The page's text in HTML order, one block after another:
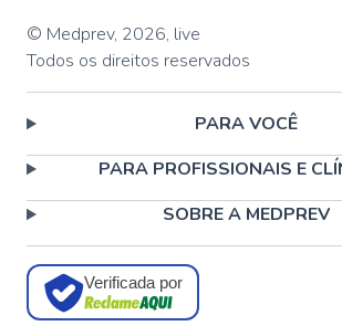
© Medprev, 2026, live
Todos os direitos reservados
PARA VOCÊ
PARA PROFISSIONAIS E
SOBRE A MEDPREV
Verificada por